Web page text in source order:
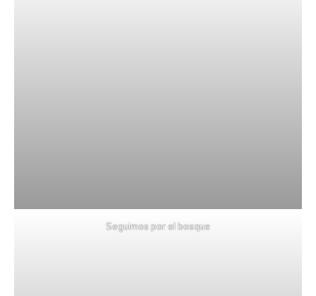
Seguimos por el bosque